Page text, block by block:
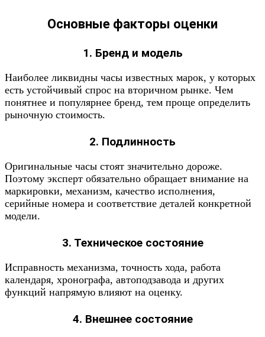
Основные факторы оценки
1. Бренд и модель
Наиболее ликвидны часы известных марок, у которых
есть устойчивый спрос на вторичном рынке. Чем
понятнее и популярнее бренд, тем проще определить
рыночную стоимость.
2. Подлинность
Оригинальные часы стоят значительно дороже.
Поэтому эксперт обязательно обращает внимание на
маркировки, механизм, качество исполнения,
серийные номера и соответствие деталей конкретной
модели.
3. Техническое состояние
Исправность механизма, точность хода, работа
календаря, хронографа, автоподзавода и других
функций напрямую влияют на оценку.
4. Внешнее состояние